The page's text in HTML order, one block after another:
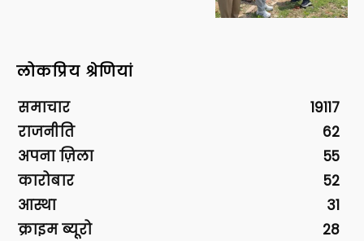
लोकप्रिय श्रेणियां
समाचार
19117
राजनीति
62
अपना ज़िला
55
कारोबार
52
आस्था
31
क्राइम ब्यूरो
28